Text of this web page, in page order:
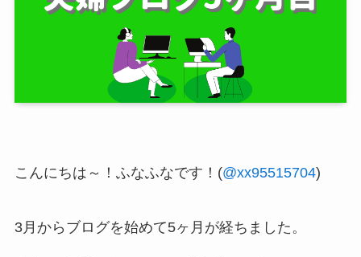
こんにちは～！ふなふなです！(@xx95515704)
3月からブログを始めて5ヶ月が経ちました。